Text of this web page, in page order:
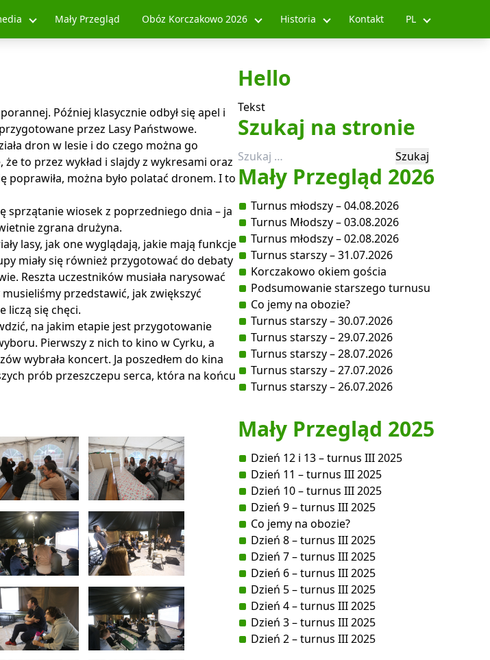
Mały Przegląd Obóz Korczakowo 2026 Historia Kontakt PL
Później klasycznie odbył się apel i
przez Lasy Państwowe.
dron w lesie i do czego można go
to przez wykład i slajdy z wykresami oraz
poprawiła, można było polatać dronem. I to
sprzątanie wiosek z poprzedniego dnia – ja
zgrana drużyna.
lasy, jak one wyglądają, jakie mają funkcje
miały się również przygotować do debaty
Reszta uczestników musiała narysować
przedstawić, jak zwiększyć
liczą się chęci.
na jakim etapie jest przygotowanie
Pierwszy z nich to kino w Cyrku, a
wybrała koncert. Ja poszedłem do kina
prób przeszczepu serca, która na końcu
Hello
Tekst
Szukaj na stronie
Szukaj:
Mały Przegląd 2026
Turnus młodszy – 04.08.2026
Turnus Młodszy – 03.08.2026
Turnus młodszy – 02.08.2026
Turnus starszy – 31.07.2026
Korczakowo okiem gościa
Podsumowanie starszego turnusu
Co jemy na obozie?
Turnus starszy – 30.07.2026
Turnus starszy – 29.07.2026
Turnus starszy – 28.07.2026
Turnus starszy – 27.07.2026
Turnus starszy – 26.07.2026
Mały Przegląd 2025
Dzień 12 i 13 – turnus III 2025
Dzień 11 – turnus III 2025
Dzień 10 – turnus III 2025
Dzień 9 – turnus III 2025
Co jemy na obozie?
Dzień 8 – turnus III 2025
Dzień 7 – turnus III 2025
Dzień 6 – turnus III 2025
Dzień 5 – turnus III 2025
Dzień 4 – turnus III 2025
Dzień 3 – turnus III 2025
Dzień 2 – turnus III 2025